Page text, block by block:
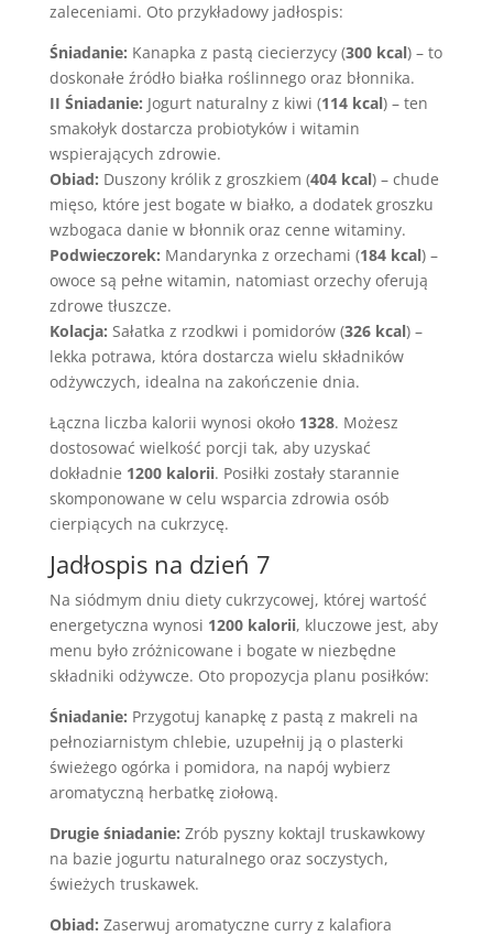
zaleceniami. Oto przykładowy jadłospis:
Śniadanie: Kanapka z pastą ciecierzycy (300 kcal) – to
doskonałe źródło białka roślinnego oraz błonnika.
II Śniadanie: Jogurt naturalny z kiwi (114 kcal) – ten
smakołyk dostarcza probiotyków i witamin
wspierających zdrowie.
Obiad: Duszony królik z groszkiem (404 kcal) – chude
mięso, które jest bogate w białko, a dodatek groszku
wzbogaca danie w błonnik oraz cenne witaminy.
Podwieczorek: Mandarynka z orzechami (184 kcal) –
owoce są pełne witamin, natomiast orzechy oferują
zdrowe tłuszcze.
Kolacja: Sałatka z rzodkwi i pomidorów (326 kcal) –
lekka potrawa, która dostarcza wielu składników
odżywczych, idealna na zakończenie dnia.
Łączna liczba kalorii wynosi około 1328. Możesz
dostosować wielkość porcji tak, aby uzyskać
dokładnie 1200 kalorii. Posiłki zostały starannie
skomponowane w celu wsparcia zdrowia osób
cierpiących na cukrzycę.
Jadłospis na dzień 7
Na siódmym dniu diety cukrzycowej, której wartość
energetyczna wynosi 1200 kalorii, kluczowe jest, aby
menu było zróżnicowane i bogate w niezbędne
składniki odżywcze. Oto propozycja planu posiłków:
Śniadanie: Przygotuj kanapkę z pastą z makreli na
pełnoziarnistym chlebie, uzupełnij ją o plasterki
świeżego ogórka i pomidora, na napój wybierz
aromatyczną herbatkę ziołową.
Drugie śniadanie: Zrób pyszny koktajl truskawkowy
na bazie jogurtu naturalnego oraz soczystych,
świeżych truskawek.
Obiad: Zaserwuj aromatyczne curry z kalafiora